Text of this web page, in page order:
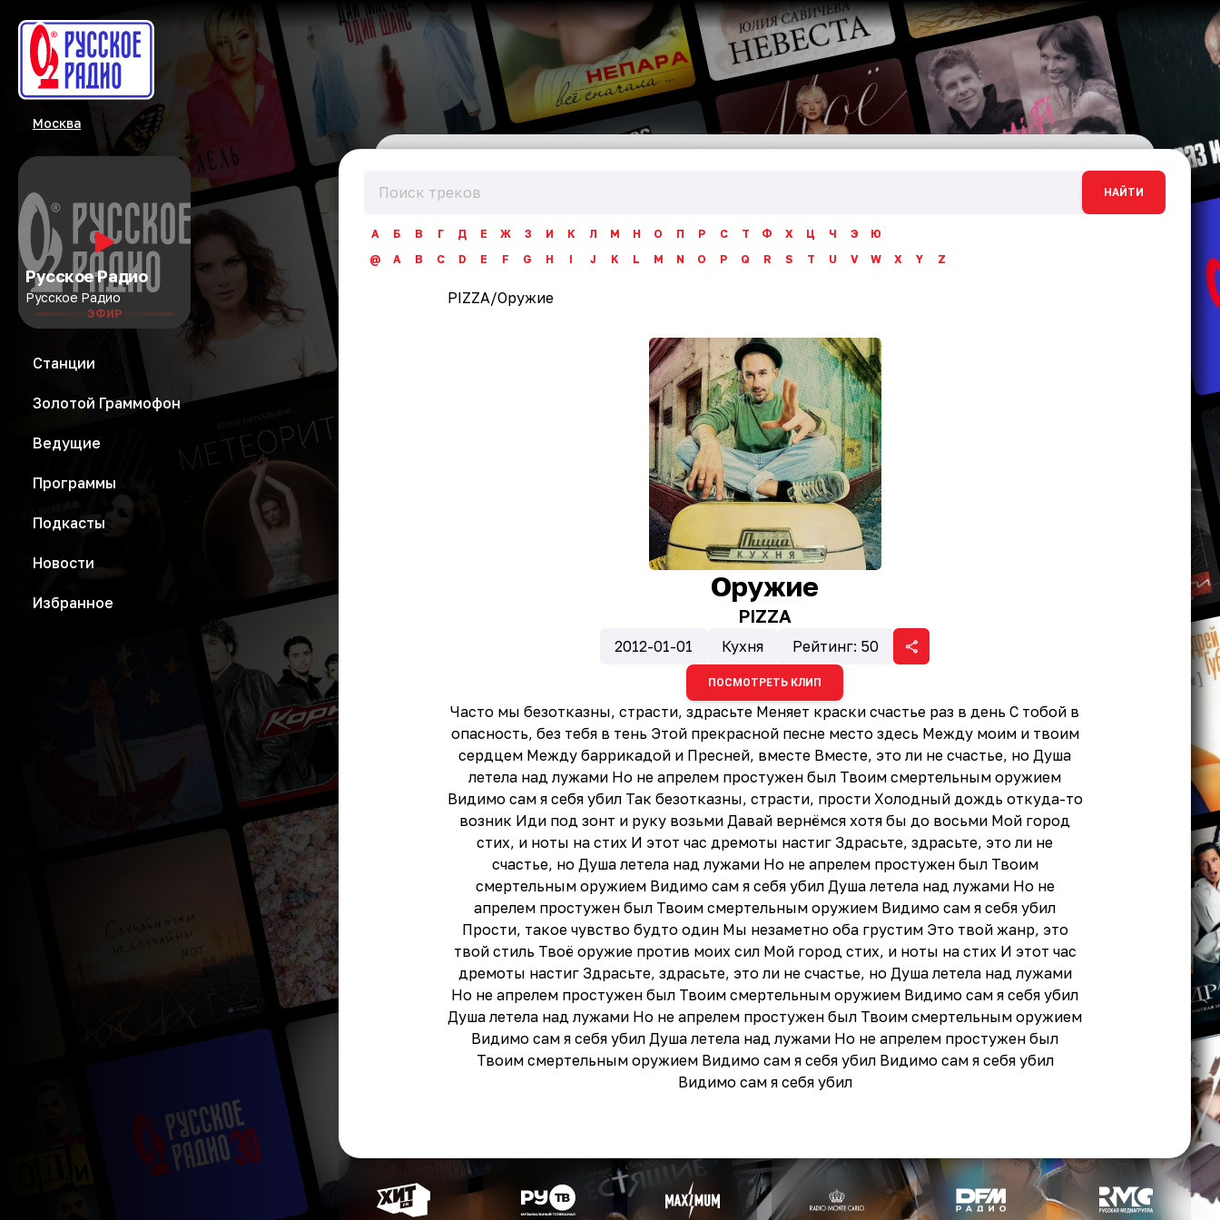
Москва
Русское Радио
Русское Радио
ЭФИР
Станции
Золотой Граммофон
Ведущие
Программы
Подкасты
Новости
Избранное
НАЙТИ
А Б В Г Д Е Ж З И К Л М Н О П Р С Т Ф Х Ц Ч Э
Ю
@
A B C D E F G H I J K L M N O P Q R S T U V W X Y Z
PIZZA/Оружие
Оружие
PIZZA
2012-01-01 Кухня Рейтинг: 50
ПОСМОТРЕТЬ КЛИП
Часто мы безотказны, страсти, здрасьте Меняет краски счастье раз в день С тобой в
опасность, без тебя в тень Этой прекрасной песне место здесь Между моим и твоим
сердцем Между баррикадой и Пресней, вместе Вместе, это ли не счастье, но Душа
летела над лужами Но не апрелем простужен был Твоим смертельным оружием
Видимо сам я себя убил Так безотказны, страсти, прости Холодный дождь откуда-то
возник Иди под зонт и руку возьми Давай вернёмся хотя бы до восьми Мой город
стих, и ноты на стих И этот час дремоты настиг Здрасьте, здрасьте, это ли не
счастье, но Душа летела над лужами Но не апрелем простужен был Твоим
смертельным оружием Видимо сам я себя убил Душа летела над лужами Но не
апрелем простужен был Твоим смертельным оружием Видимо сам я себя убил
Прости, такое чувство будто один Мы незаметно оба грустим Это твой жанр, это
твой стиль Твоё оружие против моих сил Мой город стих, и ноты на стих И этот час
дремоты настиг Здрасьте, здрасьте, это ли не счастье, но Душа летела над лужами
Но не апрелем простужен был Твоим смертельным оружием Видимо сам я себя убил
Душа летела над лужами Но не апрелем простужен был Твоим смертельным оружием
Видимо сам я себя убил Душа летела над лужами Но не апрелем простужен был
Твоим смертельным оружием Видимо сам я себя убил Видимо сам я себя убил
Видимо сам я себя убил